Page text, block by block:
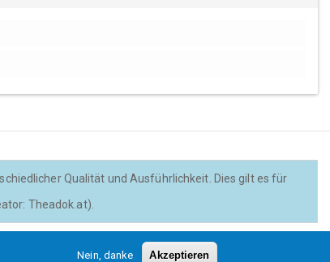
Qualität und Ausführlichkeit. Dies gilt es für
Theadok.at).
Barrierefreiheit
Nein, danke Akzeptieren